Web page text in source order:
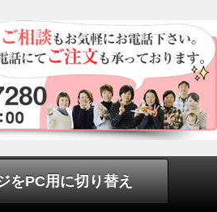
をPC用に切り替え